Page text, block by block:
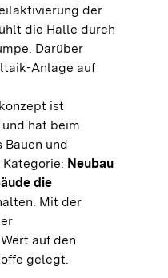
der
die Halle durch
Darüber
Anlage auf
ist
hat beim
Bauen und
Kategorie: Neubau
die
Mit der
auf den
gelegt.